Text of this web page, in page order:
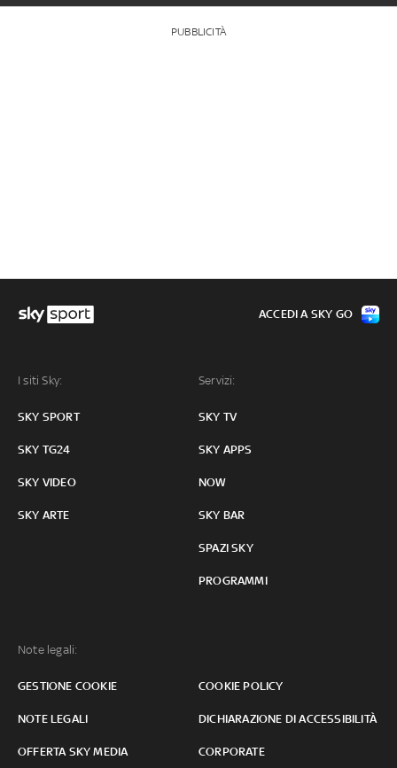
PUBBLICITÀ
I siti Sky:
SKY SPORT
SKY TG24
SKY VIDEO
SKY ARTE
Servizi:
SKY TV
SKY APPS
NOW
SKY BAR
SPAZI SKY
PROGRAMMI
Note legali:
GESTIONE COOKIE COOKIE POLICY
NOTE LEGALI DICHIARAZIONE DI ACCESSIBILITÀ
OFFERTA SKY MEDIA CORPORATE
ACCEDI A SKY GO